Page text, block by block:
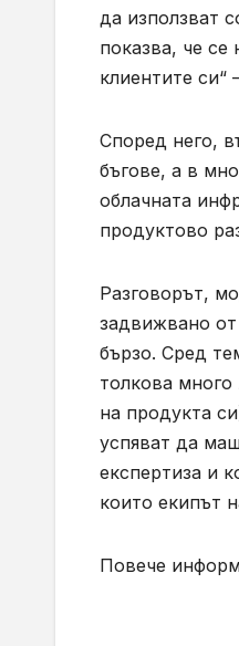
да използват
показва, че
клиентите
Според него,
бъгове, а в
облачната
продуктово
Разговорът,
задвижвано
бързо. Сред
толкова
на продукта
успяват да
експертиза и
които екипът
Повече